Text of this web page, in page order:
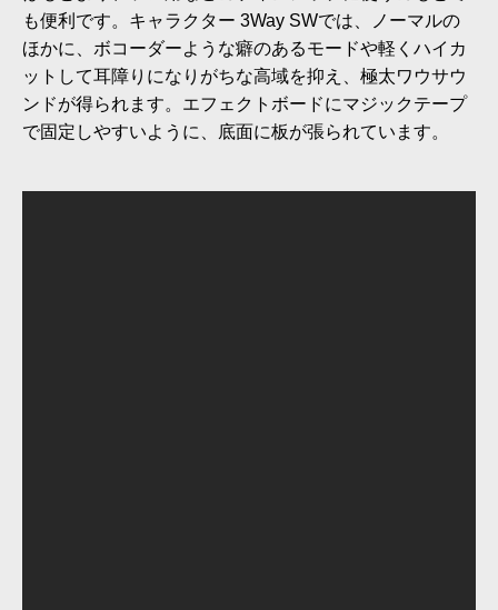
も便利です。キャラクター 3Way SWでは、ノーマルの
ほかに、ボコーダーような癖のあるモードや軽くハイカ
ットして耳障りになりがちな高域を抑え、極太ワウサウ
ンドが得られます。エフェクトボードにマジックテープ
で固定しやすいように、底面に板が張られています。